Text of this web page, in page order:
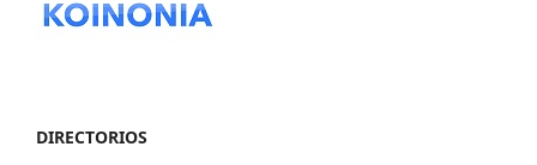
DIRECTORIOS